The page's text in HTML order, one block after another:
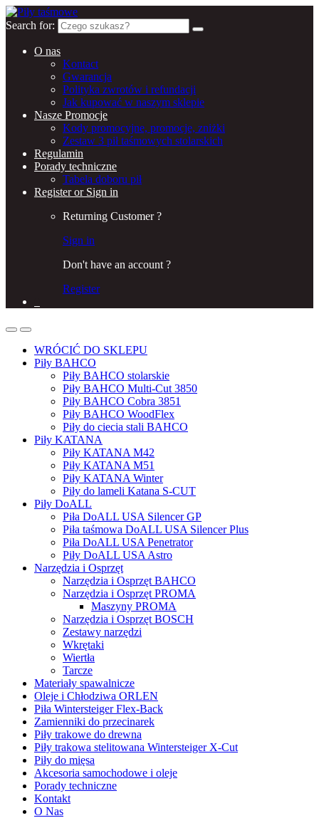
Search for:
O nas
Kontact
Gwarancja
Polityka zwrotów i refundacji
Jak kupować w naszym sklepie
Nasze Promocje
Kody promocyjne, promocje, zniżki
Zestaw 3 pił taśmowych stolarskich
Regulamin
Porady techniczne
Tabela doboru pił
Register or Sign in
Returning Customer ?
Sign in
Don't have an account ?
Register
WRÓCIĆ DO SKLEPU
Piły BAHCO
Piły BAHCO stolarskie
Piły BAHCO Multi-Cut 3850
Piły BAHCO Cobra 3851
Piły BAHCO WoodFlex
Piły do ciecia stali BAHCO
Piły KATANA
Piły KATANA M42
Piły KATANA M51
Piły KATANA Winter
Piły do lameli Katana S-CUT
Piły DoALL
Piła DoALL USA Silencer GP
Piła taśmowa DoALL USA Silencer Plus
Piła DoALL USA Penetrator
Piły DoALL USA Astro
Narzędzia i Osprzęt
Narzędzia i Osprzęt BAHCO
Narzędzia i Osprzęt PROMA
Maszyny PROMA
Narzędzia i Osprzęt BOSCH
Zestawy narzędzi
Wkrętaki
Wiertła
Tarcze
Materiały spawalnicze
Oleje i Chłodziwa ORLEN
Piła Wintersteiger Flex-Back
Zamienniki do przecinarek
Piły trakowe do drewna
Piły trakowa stelitowana Wintersteiger X-Cut
Piły do mięsa
Akcesoria samochodowe i oleje
Porady techniczne
Kontakt
O Nas